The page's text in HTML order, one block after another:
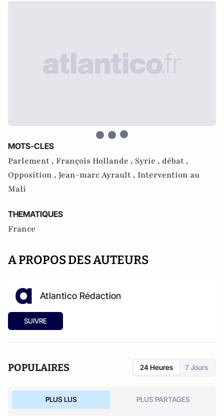
MOTS-CLES
Parlement , François Hollande , Syrie , débat ,
Opposition , Jean-marc Ayrault , Intervention au
Mali
THEMATIQUES
France
A PROPOS DES AUTEURS
Atlantico Rédaction
SUIVRE
POPULAIRES 24 Heures 7 Jours
PLUS LUS PLUS PARTAGES